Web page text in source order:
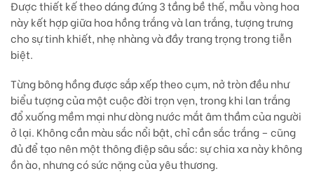
Được thiết kế theodáng đứng 3 tầng bề thế, mẫu vòng hoa
này kết hợp giữahoa hồng trắngvàlan trắng, tượng trưng
cho sự tinh khiết, nhẹ nhàng và đầy trang trọng trong tiễn
biệt.
Từng bông hồng được sắp xếp theo cụm, nở tròn đều như
biểu tượng của một cuộc đời trọn vẹn, trong khi lan trắng
đổ xuống mềm mại nhưdòng nước mắt âm thầm của người
ở lại. Không cần màu sắc nổi bật, chỉ cần sắc trắng – cũng
đủ để tạo nên một thông điệp sâu sắc:sự chia xa này không
ồn ào, nhưng có sức nặng của yêu thương.